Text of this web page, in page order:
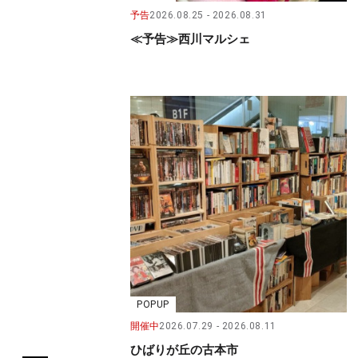
予告2026.08.25 2026.08.31
≪予告≫西川マルシェ
POPUP
開催中2026.07.29 2026.08.11
ひばりが丘の古本市